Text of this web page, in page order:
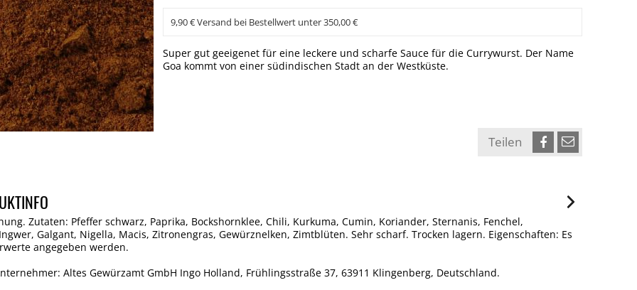
9,90 € Versand bei Bestellwert unter 350,00 €
Super gut geeigenet für eine leckere und scharfe Sauce für die Currywurst. Der Name
Goa kommt von einer südindischen Stadt an der Westküste.
Teilen
Zutaten: Pfeffer schwarz, Paprika, Bockshornklee, Chili, Kurkuma, Cumin, Koriander, Sternanis, Fenchel,
Galgant, Nigella, Macis, Zitronengras, Gewürznelken, Zimtblüten. Sehr scharf. Trocken lagern. Eigenschaften: Es
angegeben werden.
Altes Gewürzamt GmbH Ingo Holland, Frühlingsstraße 37, 63911 Klingenberg, Deutschland.